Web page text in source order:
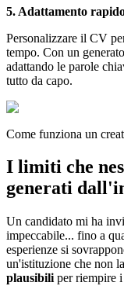
5. Adattamento
Personalizzare il CV
tempo. Con un
adattando le parole
tutto da capo.
Come funziona un
I limiti che
generati
Un candidato mi ha
impeccabile... fino a
esperienze si
un'istituzione che non
plausibili per riempire